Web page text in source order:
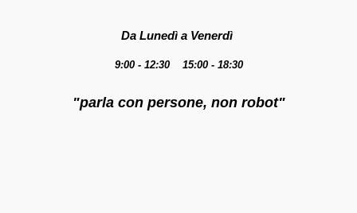
Da Lunedì a Venerdì
9:00 - 12:30 15:00 - 18:30
"parla con persone, non robot"